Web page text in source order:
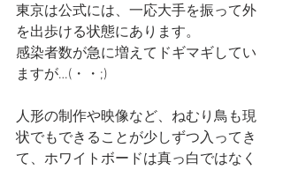
東京は公式には、一応大手を振って外
を出歩ける状態にあります。
感染者数が急に増えてドギマギしてい
ますが…(・・;)
人形の制作や映像など、ねむり鳥も現
状でもできることが少しずつ入ってき
て、ホワイトボードは真っ白ではなく